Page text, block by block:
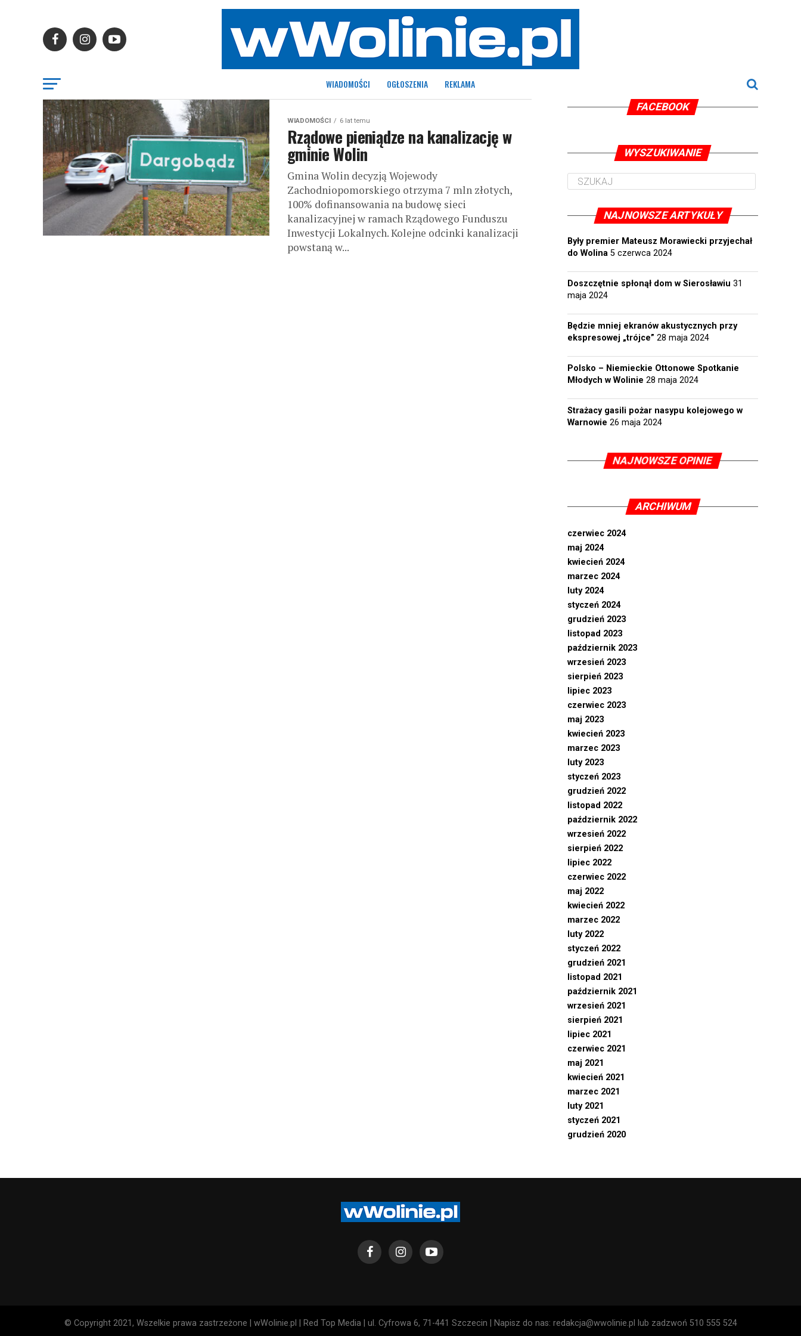
WIADOMOŚCI OGŁOSZENIA REKLAMA
WIADOMOŚCI 6 lat temu
Rządowe pieniądze na kanalizację w
gminie Wolin
Gmina Wolin decyzją Wojewody
Zachodniopomorskiego otrzyma 7 mln złotych,
100% dofinansowania na budowę sieci
kanalizacyjnej w ramach Rządowego Funduszu
Inwestycji Lokalnych. Kolejne odcinki kanalizacji
powstaną w...
FACEBOOK
WYSZUKIWANIE
NAJNOWSZE ARTYKUŁY
Były premier Mateusz Morawiecki przyjechał
do Wolina 5 czerwca 2024
Doszczętnie spłonął dom w Sierosławiu 31
maja 2024
Będzie mniej ekranów akustycznych przy
ekspresowej „trójce” 28 maja 2024
Polsko – Niemieckie Ottonowe Spotkanie
Młodych w Wolinie 28 maja 2024
Strażacy gasili pożar nasypu kolejowego w
Warnowie 26 maja 2024
NAJNOWSZE OPINIE
ARCHIWUM
czerwiec 2024
maj 2024
kwiecień 2024
marzec 2024
luty 2024
styczeń 2024
grudzień 2023
listopad 2023
październik 2023
wrzesień 2023
sierpień 2023
lipiec 2023
czerwiec 2023
maj 2023
kwiecień 2023
marzec 2023
luty 2023
styczeń 2023
grudzień 2022
listopad 2022
październik 2022
wrzesień 2022
sierpień 2022
lipiec 2022
czerwiec 2022
maj 2022
kwiecień 2022
marzec 2022
luty 2022
styczeń 2022
grudzień 2021
listopad 2021
październik 2021
wrzesień 2021
sierpień 2021
lipiec 2021
czerwiec 2021
maj 2021
kwiecień 2021
marzec 2021
luty 2021
styczeń 2021
grudzień 2020
© Copyright 2021, Wszelkie prawa zastrzeżone | wWolinie.pl | Red Top Media | ul. Cyfrowa 6, 71-441 Szczecin | Napisz do nas: redakcja@wwolinie.pl lub zadzwoń 510 555 524